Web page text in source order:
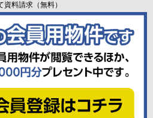
料請求（無料）